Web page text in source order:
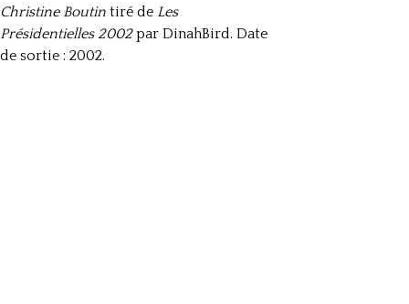
Christine Boutin tiré de Les
Présidentielles 2002par DinahBird. Date
de sortie : 2002.